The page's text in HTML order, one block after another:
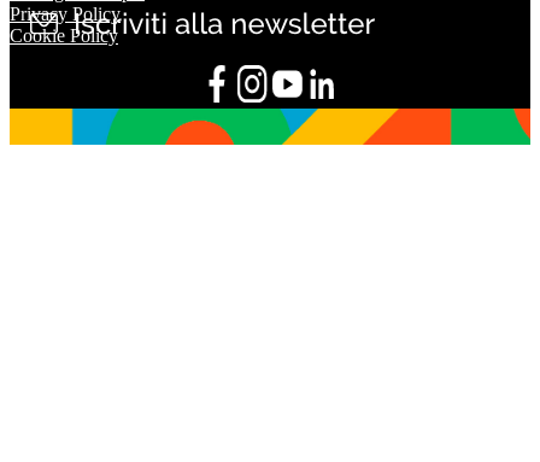
Privacy Policy
Cookie Policy